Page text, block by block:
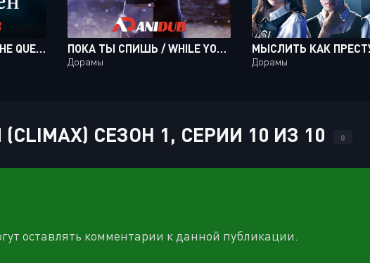
КОРОЛЕВА ВОНГЁН / THE QUEEN WHO CROWNS [12 ИЗ 12] ПОКА ТЫ СПИШЬ / WHILE YOU WERE SLEEPING [32 ИЗ 32]
Дорамы Дорамы
СЕЗОН 1, СЕРИИ 10 ИЗ 10 0
оставлять комментарии к данной публикации.